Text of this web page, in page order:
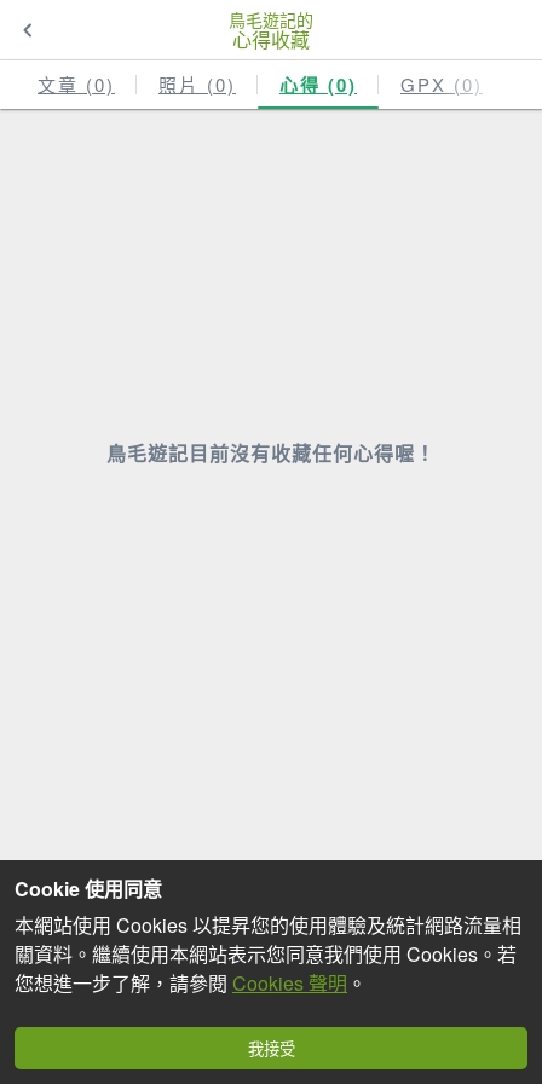
鳥毛遊記的
心得收藏
文章 (0) 照片 (0) 心得 (0) GPX (0)
鳥毛遊記目前沒有收藏任何心得喔！
Cookie 使用同意
本網站使用 Cookies 以提昇您的使用體驗及統計網路流量相
關資料。繼續使用本網站表示您同意我們使用 Cookies。若
您想進一步了解，請參閱 Cookies 聲明 。
我接受